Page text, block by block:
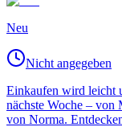
Neu
Nicht angegeben
Einkaufen wird leicht
nächste Woche – von
von Norma.